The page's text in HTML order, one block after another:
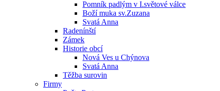
Pomník padlým v I.světové válce
Boží muka sv.Zuzana
Svatá Anna
Radenínští
Zámek
Historie obcí
Nová Ves u Chýnova
Svatá Anna
Těžba surovin
Firmy